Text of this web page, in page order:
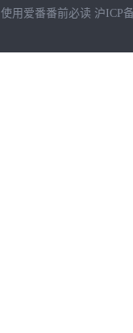
使用爱番番前必读 沪ICP